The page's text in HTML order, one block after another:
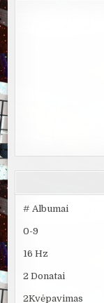
# Albumai
0-9
16 Hz
2 Donatai
2Kvėpavimas